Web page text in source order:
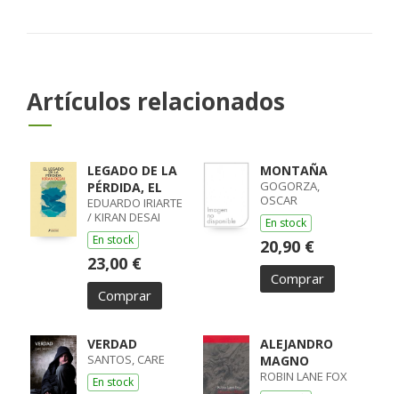
Artículos relacionados
LEGADO DE LA
PÉRDIDA, EL
EDUARDO IRIARTE
/ KIRAN DESAI
En stock
23,00 €
Comprar
MONTAÑA
GOGORZA,
OSCAR
En stock
20,90 €
Comprar
VERDAD
SANTOS, CARE
En stock
ALEJANDRO
MAGNO
ROBIN LANE FOX